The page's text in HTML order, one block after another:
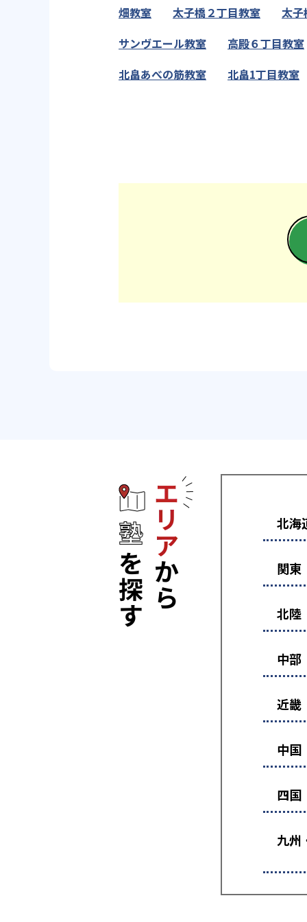
畑教室 太子橋２丁目教室
太子
サンヴエール教室
高殿６丁目教室
北畠あべの筋教室
北畠1丁目教室
北海
関東
北陸
中部
近畿
中国
四国
九州